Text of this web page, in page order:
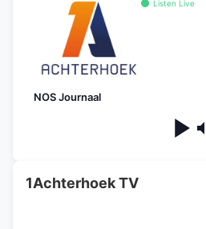
Listen Live
NOS Journaal
1Achterhoek TV